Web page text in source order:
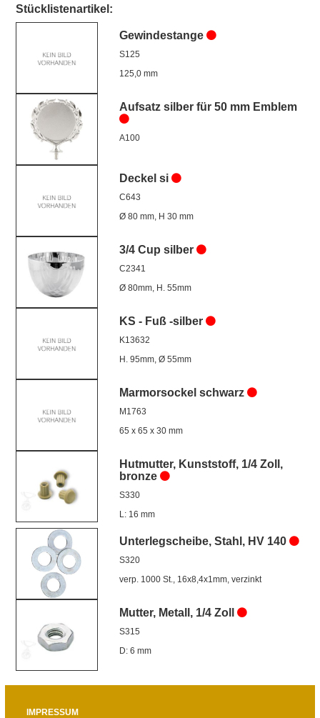
Stücklistenartikel:
Gewindestange
S125
125,0 mm
Aufsatz silber für 50 mm Emblem
A100
Deckel si
C643
Ø 80 mm, H 30 mm
3/4 Cup silber
C2341
Ø 80mm, H. 55mm
KS - Fuß -silber
K13632
H. 95mm, Ø 55mm
Marmorsockel schwarz
M1763
65 x 65 x 30 mm
Hutmutter, Kunststoff, 1/4 Zoll,
bronze
S330
L: 16 mm
Unterlegscheibe, Stahl, HV 140
S320
verp. 1000 St., 16x8,4x1mm, verzinkt
Mutter, Metall, 1/4 Zoll
S315
D: 6 mm
IMPRESSUM